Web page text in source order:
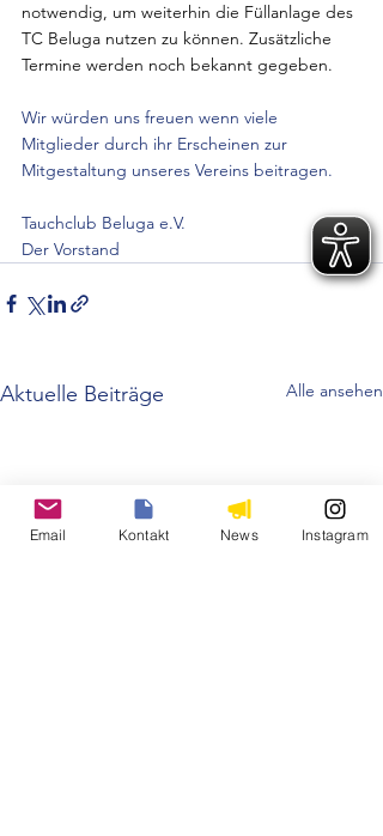
notwendig, um weiterhin die Füllanlage des
TC Beluga nutzen zu können. Zusätzliche
Termine werden noch bekannt gegeben.
Wir würden uns freuen wenn viele
Mitglieder durch ihr Erscheinen zur
Mitgestaltung unseres Vereins beitragen.
Tauchclub Beluga e.V.
Der Vorstand
Aktuelle Beiträge Alle ansehen
Email Kontakt News Instagram